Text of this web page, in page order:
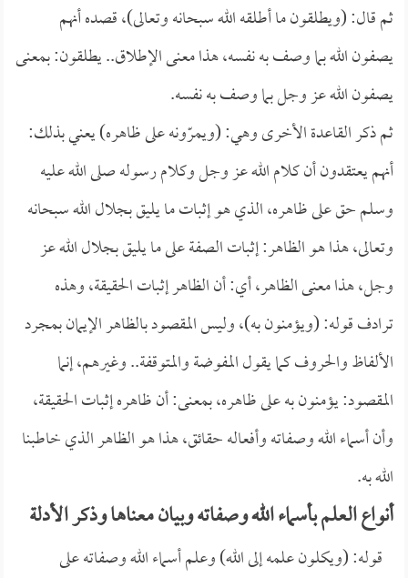
ثم قال: (ويطلقون ما أطلقه الله سبحانه وتعالى)، قصده أنهم
يصفون الله بما وصف به نفسه، هذا معنى الإطلاق.. يطلقون: بمعنى
يصفون الله عز وجل بما وصف به نفسه.
ثم ذكر القاعدة الأخرى وهي: (ويمرّونه على ظاهره) يعني بذلك:
أنهم يعتقدون أن كلام الله عز وجل وكلام رسوله صلى الله عليه
وسلم حق على ظاهره، الذي هو إثبات ما يليق بجلال الله سبحانه
وتعالى، هذا هو الظاهر: إثبات الصفة على ما يليق بجلال الله عز
وجل، هذا معنى الظاهر، أي: أن الظاهر إثبات الحقيقة، وهذه
ترادف قوله: (ويؤمنون به)، وليس المقصود بالظاهر الإيمان بمجرد
الألفاظ والحروف كما يقول المفوضة والمتوقفة.. وغيرهم، إنما
المقصود: يؤمنون به على ظاهره، بمعنى: أن ظاهره إثبات الحقيقة،
وأن أسماء الله وصفاته وأفعاله حقائق، هذا هو الظاهر الذي خاطبنا
الله به.
أنواع العلم بأسماء الله وصفاته وبيان معناها وذكر الأدلة
قوله: (ويكلون علمه إلى الله) وعلم أسماء الله وصفاته على